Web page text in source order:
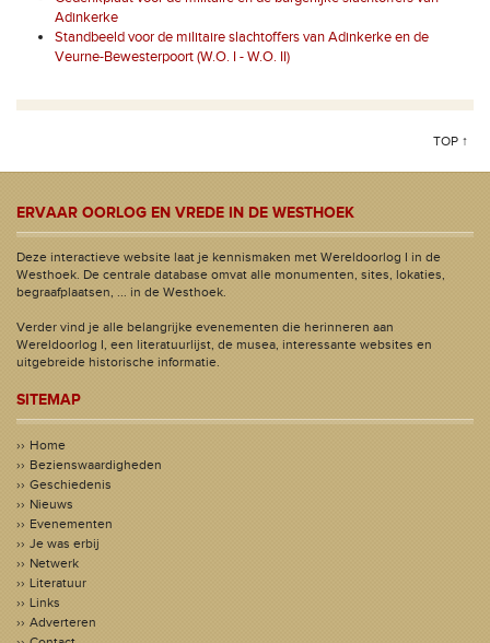
Adinkerke
Standbeeld voor de militaire slachtoffers van Adinkerke en de
Veurne-Bewesterpoort (W.O. I - W.O. II)
TOP ↑
ERVAAR OORLOG EN VREDE IN DE WESTHOEK
Deze interactieve website laat je kennismaken met Wereldoorlog I in de
Westhoek. De centrale database omvat alle monumenten, sites, lokaties,
begraafplaatsen, ... in de Westhoek.
Verder vind je alle belangrijke evenementen die herinneren aan
Wereldoorlog I, een literatuurlijst, de musea, interessante websites en
uitgebreide historische informatie.
SITEMAP
Home
Bezienswaardigheden
Geschiedenis
Nieuws
Evenementen
Je was erbij
Netwerk
Literatuur
Links
Adverteren